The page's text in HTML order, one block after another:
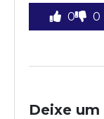
0 0
Deixe